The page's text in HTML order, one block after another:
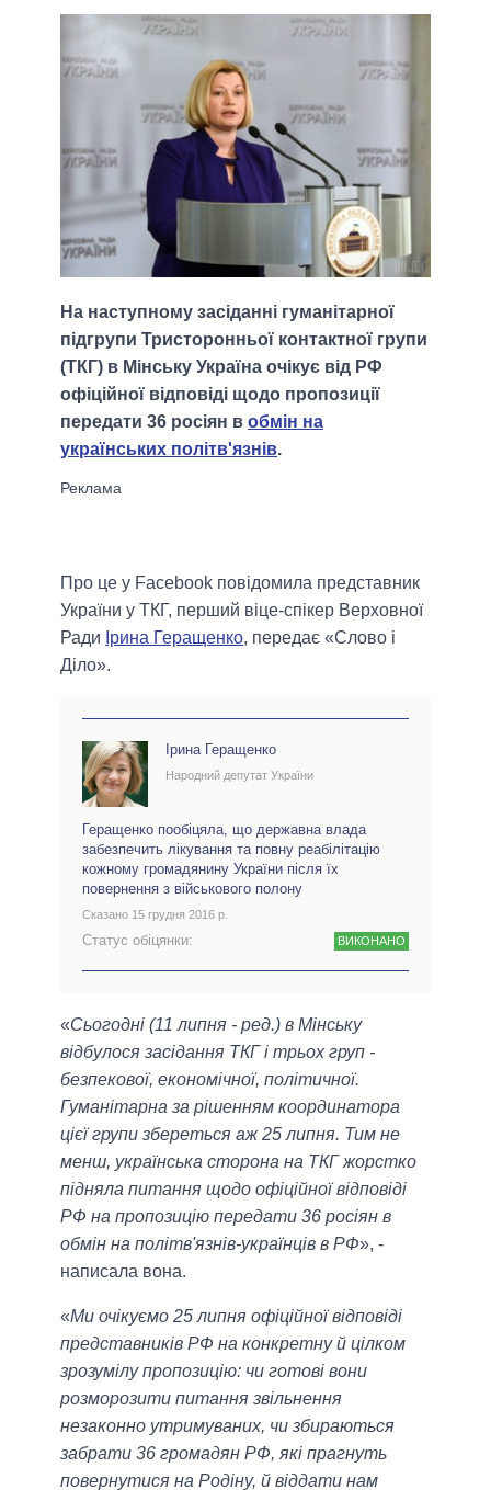
На наступному засіданні гуманітарної
підгрупи Тристоронньої контактної групи
(ТКГ) в Мінську Україна очікує від РФ
офіційної відповіді щодо пропозиції
передати 36 росіян в обмін на
українських політв'язнів.
Про це у Facebook повідомила представник
України у ТКГ, перший віце-спікер Верховної
Ради Ірина Геращенко, передає «Слово і
Діло».
Ірина Геращенко
Народний депутат України
Геращенко пообіцяла, що державна влада
забезпечить лікування та повну реабілітацію
кожному громадянину України після їх
повернення з військового полону
Сказано 15 грудня 2016 р.
Статус обіцянки: ВИКОНАНО
«Сьогодні (11 липня - ред.) в Мінську
відбулося засідання ТКГ і трьох груп -
безпекової, економічної, політичної.
Гуманітарна за рішенням координатора
цієї групи збереться аж 25 липня. Тим не
менш, українська сторона на ТКГ жорстко
підняла питання щодо офіційної відповіді
РФ на пропозицію передати 36 росіян в
обмін на політв'язнів-українців в РФ», -
написала вона.
«Ми очікуємо 25 липня офіційної відповіді
представників РФ на конкретну й цілком
зрозумілу пропозицію: чи готові вони
розморозити питання звільнення
незаконно утримуваних, чи збираються
забрати 36 громадян РФ, які прагнуть
повернутися на Родіну, й віддати нам